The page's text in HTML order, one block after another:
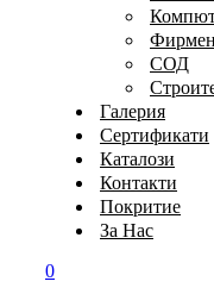
СОД
Галерия
Сертификати
Каталози
Контакти
Покритие
За Нас
0